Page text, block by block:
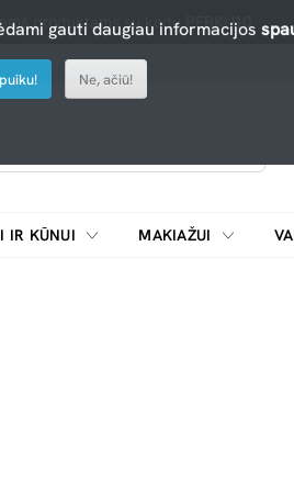
produktams su kodu PERKU10
IR KŪNUI MAKIAŽUI
gauti daugiau informacijos
Ne, ačiū!